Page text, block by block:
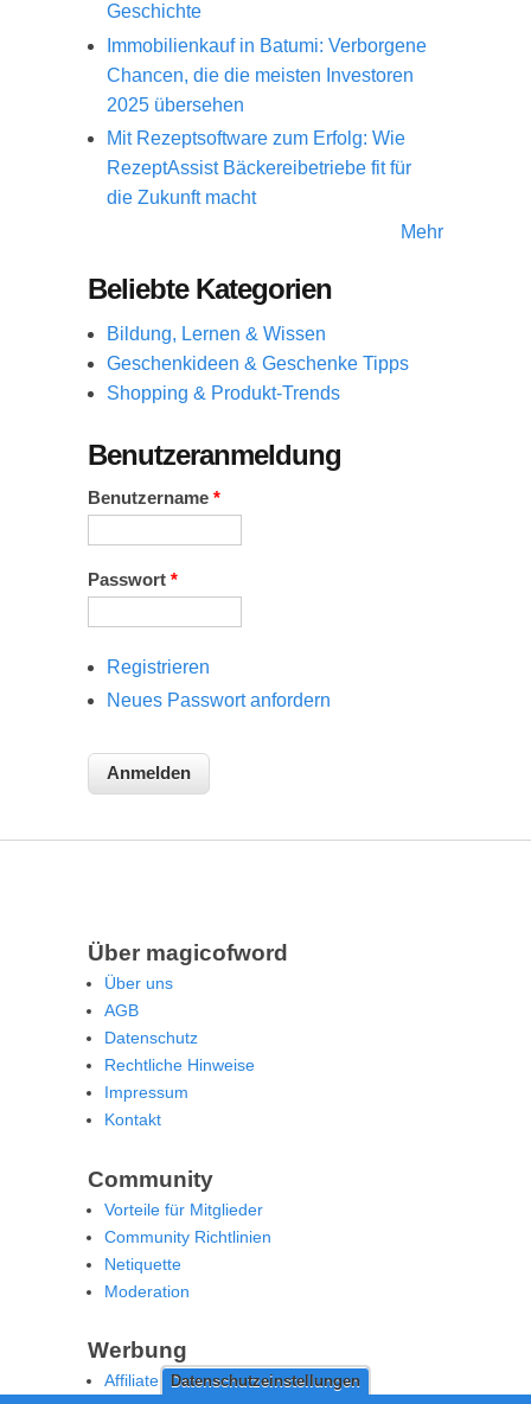
Datenschutzeinstellungen
Geschichte
Immobilienkauf in Batumi: Verborgene
Chancen, die die meisten Investoren
2025 übersehen
Mit Rezeptsoftware zum Erfolg: Wie
RezeptAssist Bäckereibetriebe fit für
die Zukunft macht
Mehr
Beliebte Kategorien
Bildung, Lernen & Wissen
Geschenkideen & Geschenke Tipps
Shopping & Produkt-Trends
Benutzeranmeldung
Benutzername *
Passwort *
Registrieren
Neues Passwort anfordern
Über magicofword
Über uns
AGB
Datenschutz
Rechtliche Hinweise
Impressum
Kontakt
Community
Vorteile für Mitglieder
Community Richtlinien
Netiquette
Moderation
Werbung
Affiliate Offenlegung